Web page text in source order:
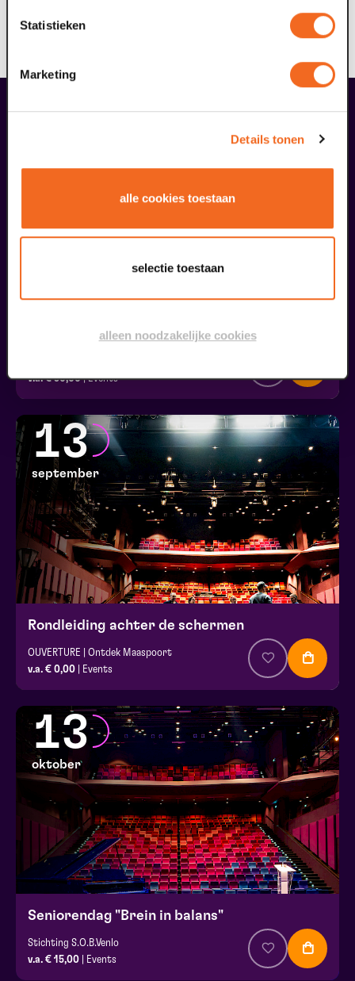
Statistieken
Marketing
Details tonen
alle cookies toestaan
selectie toestaan
alleen noodzakelijke cookies
streven ernaar dat één van de zes wandelroutes ook
voor deze doelgroep toegankelijk is; mogelijk met
v.a. € 30,00| Events
13
september
Rondleiding achter de schermen
OUVERTURE | Ontdek Maaspoort
v.a. € 0,00 | Events
13
oktober
Seniorendag "Brein in balans"
Stichting S.O.B.Venlo
v.a. € 15,00 | Events